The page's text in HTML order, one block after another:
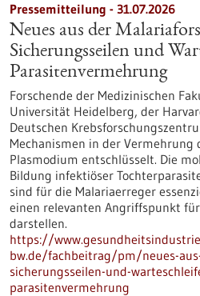
Pressemitteilung - 31.07.2026
Neues aus der
Sicherungsseilen und
Parasitenvermehrung
Forschende der Medizinischen
Universität Heidelberg, der
Deutschen
Mechanismen in der Vermehrung
Plasmodium entschlüsselt. Die
Bildung infektiöser
sind für die Malariaerreger
einen relevanten Angriffspunkt
darstellen.
https://
bw.de/fachbeitrag/pm/neues-
sicherungsseilen-und-
parasitenvermehrung